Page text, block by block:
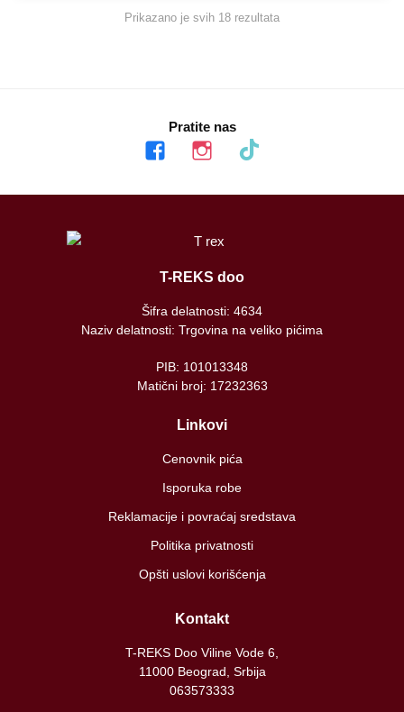
Prikazano je svih 18 rezultata
Pratite nas
facebook instagram tiktok
T-REKS doo
Šifra delatnosti: 4634
Naziv delatnosti: Trgovina na veliko pićima
PIB: 101013348
Matični broj: 17232363
Linkovi
Cenovnik pića
Isporuka robe
Reklamacije i povraćaj sredstava
Politika privatnosti
Opšti uslovi korišćenja
Kontakt
T-REKS Doo Viline Vode 6,
11000 Beograd, Srbija
063573333